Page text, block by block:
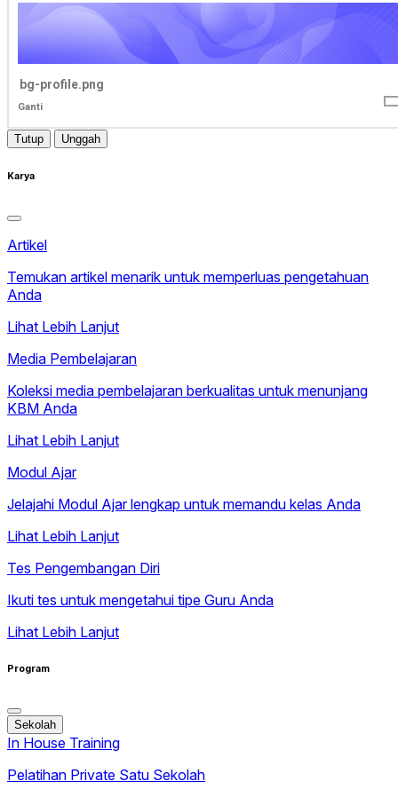
bg-profile.png
Ganti
Tutup Unggah
Karya
Artikel
Temukan artikel menarik untuk memperluas pengetahuan
Anda
Lihat Lebih Lanjut
Media Pembelajaran
Koleksi media pembelajaran berkualitas untuk menunjang
KBM Anda
Lihat Lebih Lanjut
Modul Ajar
Jelajahi Modul Ajar lengkap untuk memandu kelas Anda
Lihat Lebih Lanjut
Tes Pengembangan Diri
Ikuti tes untuk mengetahui tipe Guru Anda
Lihat Lebih Lanjut
Program
Sekolah
In House Training
Pelatihan Private Satu Sekolah